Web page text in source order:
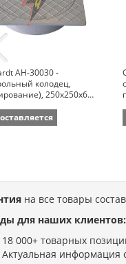
AH-30030 -
колодец,
250x250x60
на все товары
для наших клиентов:
18 000+ товарных
Актуальная информация